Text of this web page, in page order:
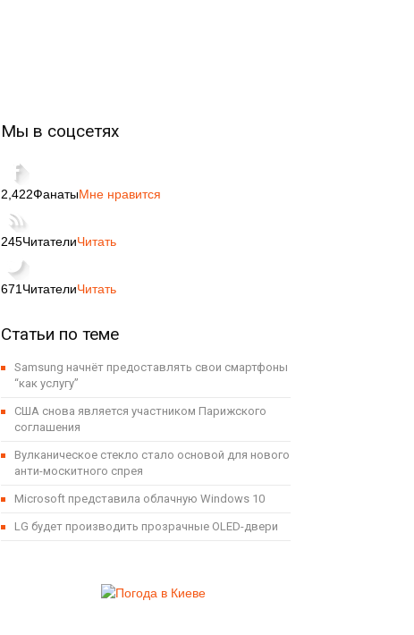
Мы в соцсетях
2,422ФанатыМне нравится
245ЧитателиЧитать
671 ЧитателиЧитать
Статьи по теме
Samsung начнёт предоставлять свои смартфоны
“как услугу”
США снова является участником Парижского
соглашения
Вулканическое стекло стало основой для нового
анти-москитного спрея
Microsoft представила облачную Windows 10
LG будет производить прозрачные OLED-двери